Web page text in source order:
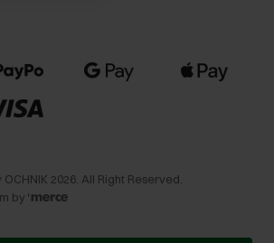
2026 . All Right Reserved.
by